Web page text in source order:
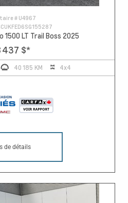
# U4967
1500 LT Trail Boss 2025
437 $*
40 185 KM 4x4
de détails